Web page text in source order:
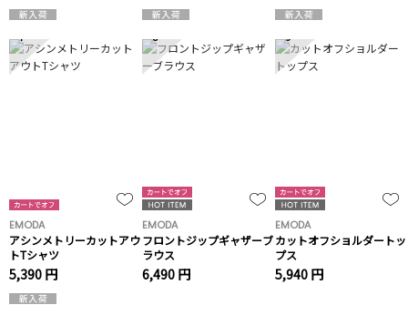
7
EMODA
アシンメトリーカットアウ
トTシャツ
5,390 円
8
EMODA
フロントジップギャザーブ
ラウス
6,490 円
9
EMODA
カットオフショルダートッ
プス
5,940 円